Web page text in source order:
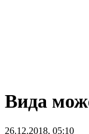
Вида
26.12.2018, 05:10